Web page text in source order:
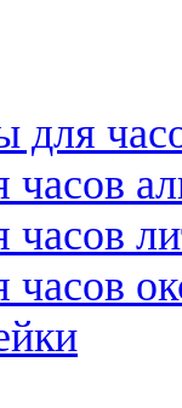
для
часов
часов
часов